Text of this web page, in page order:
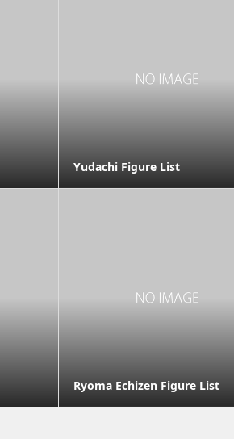
Yudachi Figure List
Ryoma Echizen Figure List